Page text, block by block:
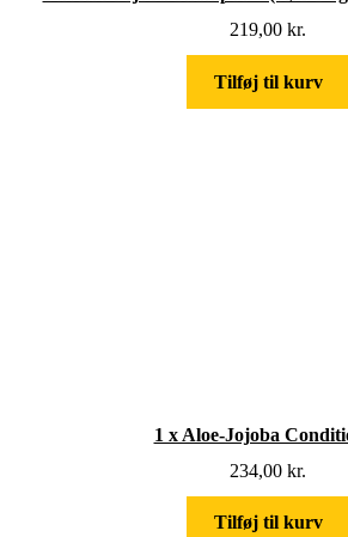
219,00 kr.
Tilføj til kurv
1 x Aloe-Jojoba
234,00 kr.
Tilføj til kurv